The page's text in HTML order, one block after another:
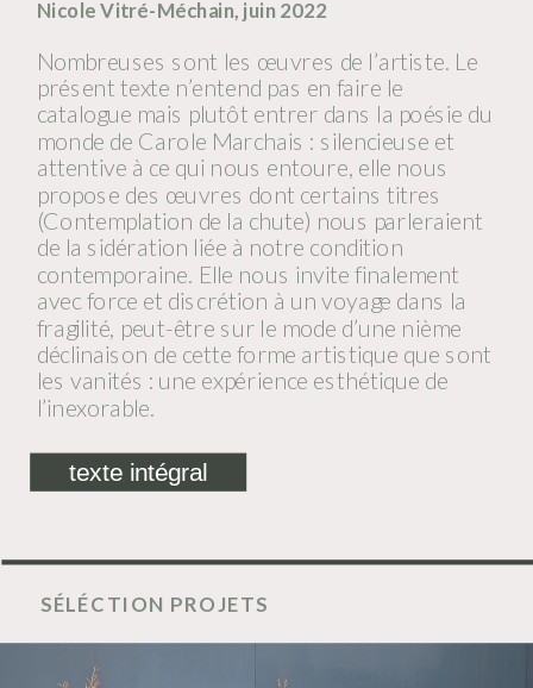
texte intégral
Nicole Vitré-Méchain, juin 2022
Nombreuses sont les œuvres de l’artiste. Le
présent texte n’entend pas en faire le
catalogue mais plutôt entrer dans la poésie du
monde de Carole Marchais : silencieuse et
attentive à ce qui nous entoure, elle nous
propose des œuvres dont certains titres
(Contemplation de la chute) nous parleraient
de la sidération liée à notre condition
contemporaine. Elle nous invite finalement
avec force et discrétion à un voyage dans la
fragilité, peut-être sur le mode d’une nième
déclinaison de cette forme artistique que sont
les vanités : une expérience esthétique de
l’inexorable.
SÉLÉCTION PROJETS